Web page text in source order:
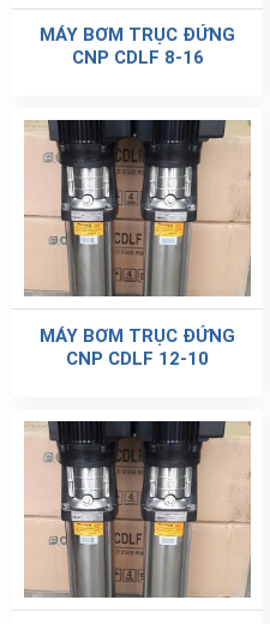
MÁY BƠM TRỤC ĐỨNG
CNP CDLF 8-16
MÁY BƠM TRỤC ĐỨNG
CNP CDLF 12-10